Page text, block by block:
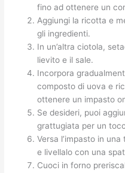
fino ad ottenere un
Aggiungi la ricotta e
gli ingredienti.
In un’altra ciotola,
lievito e il sale.
Incorpora
composto di uova e
ottenere un impasto
Se desideri, puoi
grattugiata per un
Versa l’impasto in
e livellalo con una
Cuoci in forno